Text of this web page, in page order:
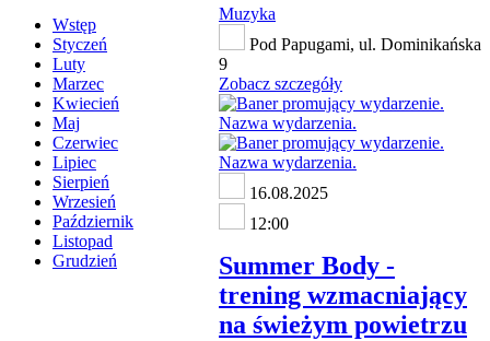
Wstęp
Styczeń
Luty
Marzec
Kwiecień
Maj
Czerwiec
Lipiec
Sierpień
Wrzesień
Październik
Listopad
Grudzień
Muzyka
Pod Papugami, ul. Dominikańska
9
Zobacz szczegóły
16.08.2025
12:00
Summer Body -
trening wzmacniający
na świeżym powietrzu